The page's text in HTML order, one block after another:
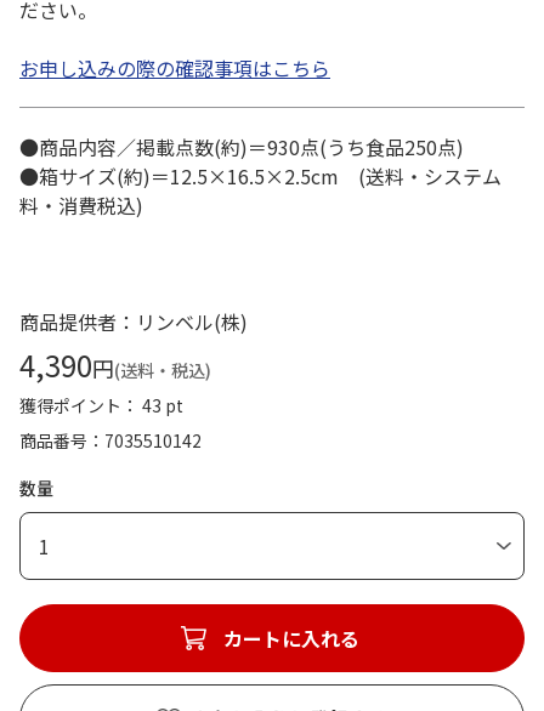
ださい。
お申し込みの際の確認事項はこちら
●商品内容／掲載点数(約)＝930点(うち食品250点)
●箱サイズ(約)＝12.5×16.5×2.5cm (送料・システム
料・消費税込)
商品提供者：リンベル(株)
4,390円(送料・税込)
獲得ポイント： 43 pt
商品番号
7035510142
数量
1
カートに入れる